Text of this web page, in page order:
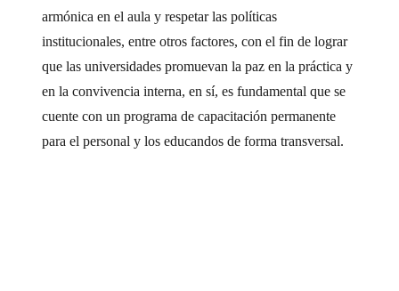
armónica en el aula y respetar las políticas
institucionales, entre otros factores, con el fin de lograr
que las universidades promuevan la paz en la práctica y
en la convivencia interna, en sí, es fundamental que se
cuente con un programa de capacitación permanente
para el personal y los educandos de forma transversal.